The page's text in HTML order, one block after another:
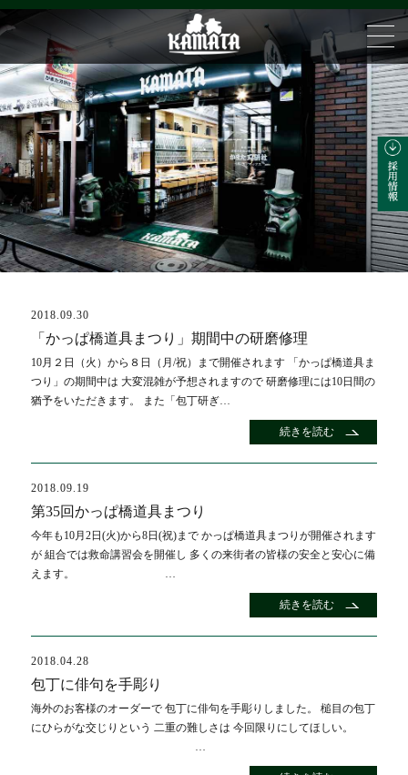
ブログ
2018.09.30
「かっぱ橋道具まつり」期間中の研磨修理
10月２日（火）から８日（月/祝）まで開催されます 「かっぱ橋道具ま
つり」の期間中は 大変混雑が予想されますので 研磨修理には10日間の
猶予をいただきます。 また「包丁研ぎ…
続きを読む
2018.09.19
第35回かっぱ橋道具まつり
今年も10月2日(火)から8日(祝)まで かっぱ橋道具まつりが開催されます
が 組合では救命講習会を開催し 多くの来街者の皆様の安全と安心に備
えます。 …
続きを読む
2018.04.28
包丁に俳句を手彫り
海外のお客様のオーダーで 包丁に俳句を手彫りしました。 槌目の包丁
にひらがな交じりという 二重の難しさは 今回限りにしてほしい。
…